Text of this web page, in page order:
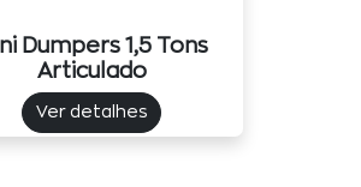
Dumpers 1,5 Tons
Articulado
Ver detalhes